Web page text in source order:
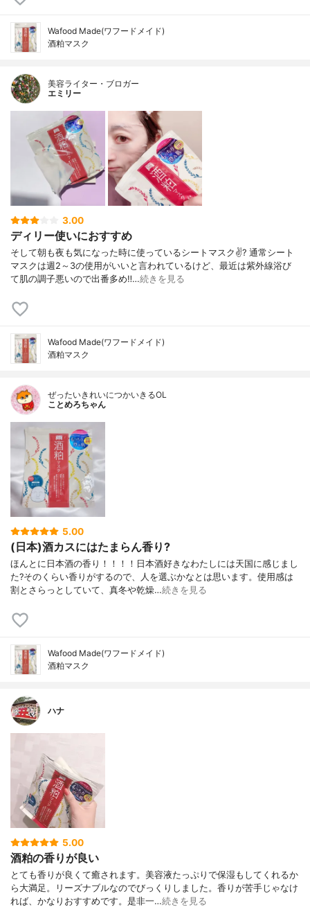
Wafood Made(ワフードメイド)
酒粕マスク
美容ライター・ブロガー
エミリー
3.00
ディリー使いにおすすめ
そして朝も夜も気になった時に使っているシートマスク✌️? 通常シート
マスクは週2～3の使用がいいと言われているけど、最近は紫外線浴び
て肌の調子悪いので出番多め‼…続きを見る
Wafood Made(ワフードメイド)
酒粕マスク
ぜったいきれいにつかいきるOL
ことめろちゃん
5.00
(日本)酒カスにはたまらん香り?
ほんとに日本酒の香り！！！！日本酒好きなわたしには天国に感じまし
た?そのくらい香りがするので、人を選ぶかなとは思います。使用感は
割とさらっとしていて、真冬や乾燥…続きを見る
Wafood Made(ワフードメイド)
酒粕マスク
ハナ
5.00
酒粕の香りが良い
とても香りが良くて癒されます。美容液たっぷりで保湿もしてくれるか
ら大満足。リーズナブルなのでびっくりしました。香りが苦手じゃなけ
れば、かなりおすすめです。是非一…続きを見る